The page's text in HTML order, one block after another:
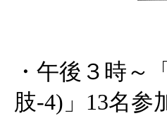
・午後３時～
肢-4)」13名参